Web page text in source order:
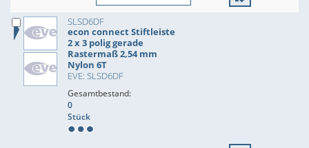
SLSD6DF
econ connect Stiftleiste
2 x 3 polig gerade
Rastermaß 2,54 mm
Nylon 6T
EVE: SLSD6DF
Gesamtbestand:
0
Stück